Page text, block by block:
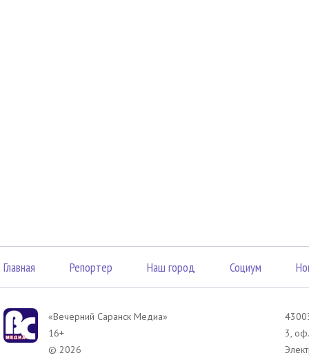
Главная Репортер Наш город Социум
«Вечерний Саранск Mедиа»
16+
© 2026
3,